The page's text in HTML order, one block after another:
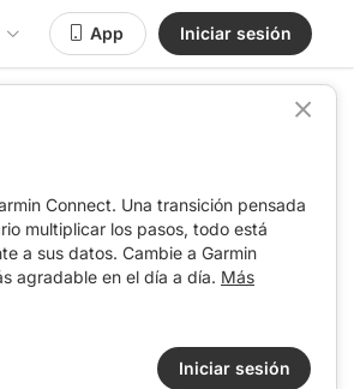
App Iniciar sesión
Connect. Una transición pensada
multiplicar los pasos, todo está
a sus datos. Cambie a Garmin
agradable en el día a día. Más
Iniciar sesión